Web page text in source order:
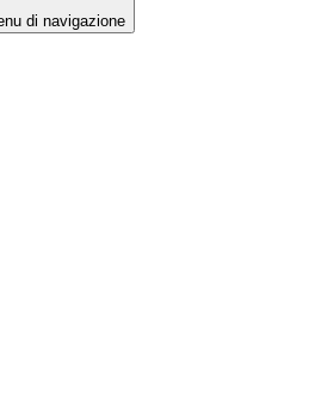
di navigazione